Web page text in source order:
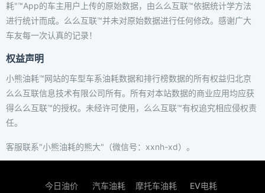
耗"™App的车主用户上传的原始数据，由么么互联™依据统计学方法
进行统计而成。么么互联™并未对原始数据进行任何修改。感谢广大
车友每一次认真的记录！
权益声明
小熊油耗™网站的车型车系油耗数据和排行榜数据的所有权益归北京
么么互联信息技术有限公司所有。所有对本站数据的商业应用均应获
得么么互联™的授权。未经许可使用，么么互联™有权追究相应侵权责
任。
客服联系"小熊油耗的熊大"（微信号：xxnh-xd）。
今日油价 汽车油耗 摩托车油耗 EV电耗